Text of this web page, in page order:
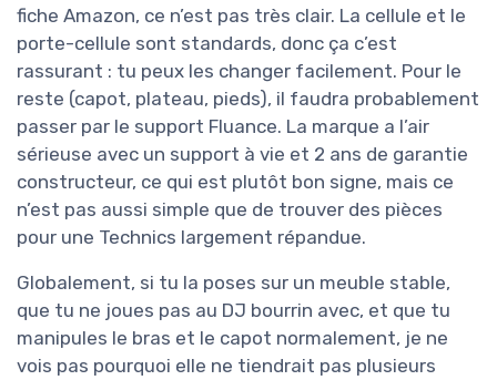
fiche Amazon, ce n’est pas très clair. La cellule et le
porte-cellule sont standards, donc ça c’est
rassurant : tu peux les changer facilement. Pour le
reste (capot, plateau, pieds), il faudra probablement
passer par le support Fluance. La marque a l’air
sérieuse avec un support à vie et 2 ans de garantie
constructeur, ce qui est plutôt bon signe, mais ce
n’est pas aussi simple que de trouver des pièces
pour une Technics largement répandue.
Globalement, si tu la poses sur un meuble stable,
que tu ne joues pas au DJ bourrin avec, et que tu
manipules le bras et le capot normalement, je ne
vois pas pourquoi elle ne tiendrait pas plusieurs